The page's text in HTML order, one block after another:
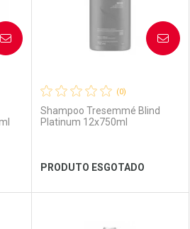
Ver Desconto Convênio
(0)
Shampoo Tresemmé Blind
Platinum 12x750ml
PRODUTO ESGOTADO
AVISE-ME